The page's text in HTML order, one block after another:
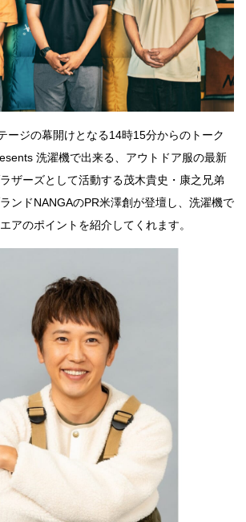
ージの幕開けとなる14時15分からのトーク
洗濯機で出来る、アウトドア服の最新
ザーズとして活動する茂木貴史・康之兄弟
ンドNANGAのPR米澤創が登壇し、洗濯機で
アのポイントを紹介してくれます。